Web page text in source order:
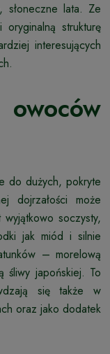
słoneczne lata. Ze
strukturę
interesujących
do dużych, pokryte
dojrzałości może
soczysty,
jak miód i silnie
– morelową
śliwy japońskiej. To
się także w
oraz jako dodatek